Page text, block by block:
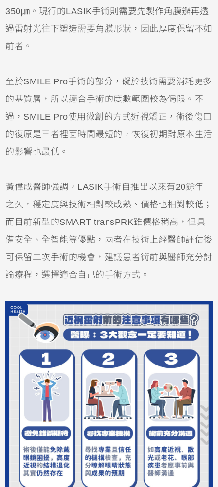
350㎛。現行的LASIK手術則需要先製作角膜瓣再透
過雷射光往下塑造需要角膜形狀，因此厚度保留不如
前者。
至於SMILE Pro手術的部分，礙於技術需要消耗更多
的基質層，所以適合手術的度數範圍較為侷限。不
過，SMILE Pro使用微創的方式近視矯正，術後傷口
的復原是三者裡面時間最短的，恢復初期對原本生活
的影響也最低。
黃偉成醫師強調，LASIK手術自推出以來有20餘年
之久，穩定度與技術相對較成熟、價格也相對較低；
而目前新型的SMART transPRK雖價格稍高，但具
備安全、全智能等優點，兩者在技術上經醫師評估後
可保留二次手術的機會，建議患者術前與醫師充分討
論療程，選擇適合自己的手術方式。